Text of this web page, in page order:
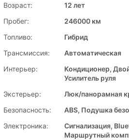
Возраст:
12 лет
Пробег:
246000 км
Топливо:
Гибрид
Трансмиссия:
Автоматическая
Интерьер:
Кондиционер,
Усилитель руля
Экстерьер:
Люк/панорамная
Безопасность:
ABS, Подушка
Электроника:
Сигнализация,
Маршрутный